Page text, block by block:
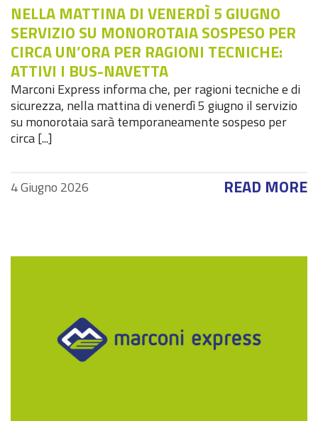
NELLA MATTINA DI VENERDÌ 5 GIUGNO
SERVIZIO SU MONOROTAIA SOSPESO PER
CIRCA UN’ORA PER RAGIONI TECNICHE:
ATTIVI I BUS-NAVETTA
Marconi Express informa che, per ragioni tecniche e di
sicurezza, nella mattina di venerdì 5 giugno il servizio
su monorotaia sarà temporaneamente sospeso per
circa [...]
4 Giugno 2026 READ MORE